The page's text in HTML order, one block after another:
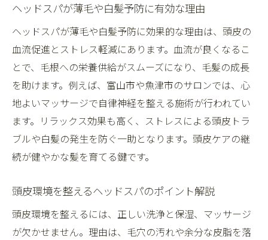
ヘッドスパが薄毛や白髪予防に有効な理由
ヘッドスパが薄毛や白髪予防に効果的な理由は、頭皮の
血流促進とストレス軽減にあります。血流が良くなるこ
とで、毛根への栄養供給がスムーズになり、毛髪の成長
を助けます。例えば、富山市や魚津市のサロンでは、心
地よいマッサージで自律神経を整える施術が行われてい
ます。リラックス効果も高く、ストレスによる頭皮トラ
ブルや白髪の発生を防ぐ一助となります。頭皮ケアの継
続が健やかな髪を育てる鍵です。
頭皮環境を整えるヘッドスパのポイント解説
頭皮環境を整えるには、正しい洗浄と保湿、マッサージ
が欠かせません。理由は、毛穴の汚れや余分な皮脂を落